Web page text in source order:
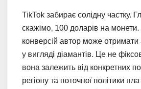
TikTok забирає солідну частку.
скажімо, 100 доларів на монети.
конверсій автор може отримати
у вигляді діамантів. Це не
вона залежить від конкретних
регіону та поточної політики